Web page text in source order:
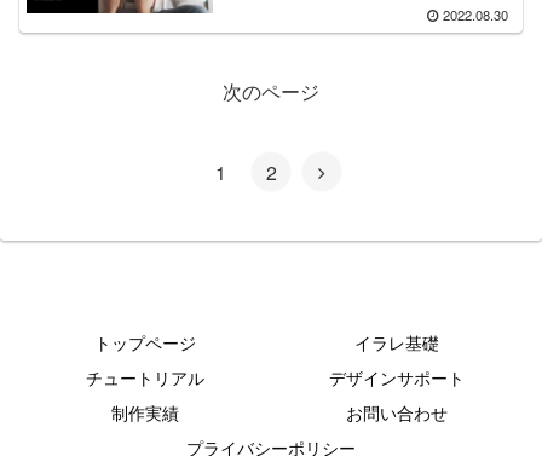
2022.08.30
次のページ
1 2
トップページ
イラレ基礎
チュートリアル
デザインサポート
制作実績
お問い合わせ
プライバシーポリシー